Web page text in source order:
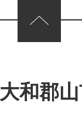
大和郡